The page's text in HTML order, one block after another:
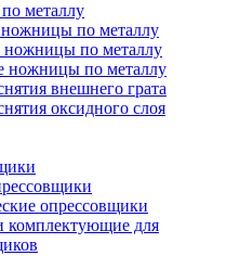
металлу
по металлу
по металлу
по металлу
внешнего грата
оксидного слоя
опрессовщики
комплектующие для